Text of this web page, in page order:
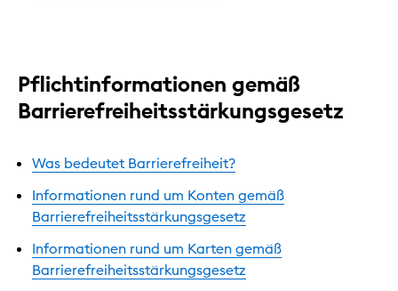
Pflichtinformationen gemäß
Barrierefreiheitsstärkungsgesetz
Was bedeutet Barrierefreiheit?
Informationen rund um Konten gemäß
Barrierefreiheitsstärkungsgesetz
Informationen rund um Karten gemäß
Barrierefreiheitsstärkungsgesetz